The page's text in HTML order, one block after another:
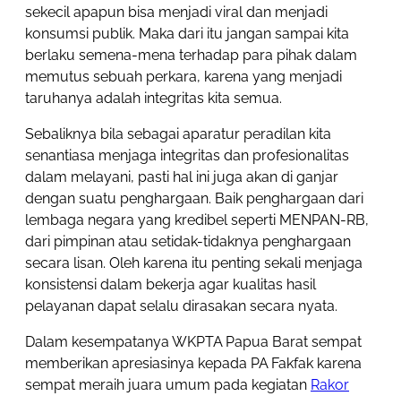
sekecil apapun bisa menjadi viral dan menjadi
konsumsi publik. Maka dari itu jangan sampai kita
berlaku semena-mena terhadap para pihak dalam
memutus sebuah perkara, karena yang menjadi
taruhanya adalah integritas kita semua.
Sebaliknya bila sebagai aparatur peradilan kita
senantiasa menjaga integritas dan profesionalitas
dalam melayani, pasti hal ini juga akan di ganjar
dengan suatu penghargaan. Baik penghargaan dari
lembaga negara yang kredibel seperti MENPAN-RB,
dari pimpinan atau setidak-tidaknya penghargaan
secara lisan. Oleh karena itu penting sekali menjaga
konsistensi dalam bekerja agar kualitas hasil
pelayanan dapat selalu dirasakan secara nyata.
Dalam kesempatanya WKPTA Papua Barat sempat
memberikan apresiasinya kepada PA Fakfak karena
sempat meraih juara umum pada kegiatan Rakor